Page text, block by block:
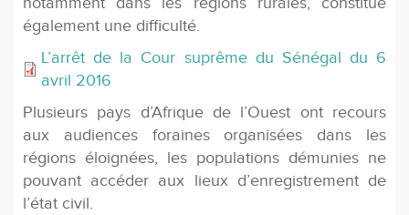
également une difficulté.
L’arrêt de la Cour suprême du Sénégal du 6
avril 2016
Plusieurs pays d’Afrique de l’Ouest ont recours
aux audiences foraines organisées dans les
régions éloignées, les populations démunies ne
pouvant accéder aux lieux d’enregistrement de
l’état civil.